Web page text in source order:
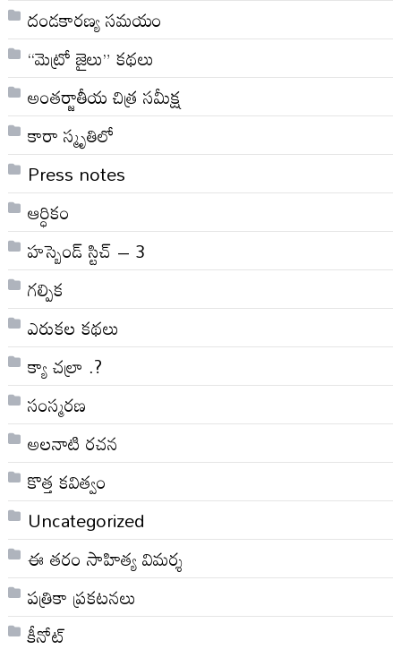
దండకారణ్య సమయం
“మెట్రో జైలు” కథలు
అంతర్జాతీయ చిత్ర సమీక్ష
కారా స్మృతిలో
Press notes
ఆర్ధికం
హస్బెండ్ స్టిచ్ – 3
గల్పిక
ఎరుకల కథలు
క్యా చల్రా .?
సంస్మరణ
అలనాటి రచన
కొత్త కవిత్వం
Uncategorized
ఈ తరం సాహిత్య విమర్శ
పత్రికా ప్రకటనలు
కీనోట్